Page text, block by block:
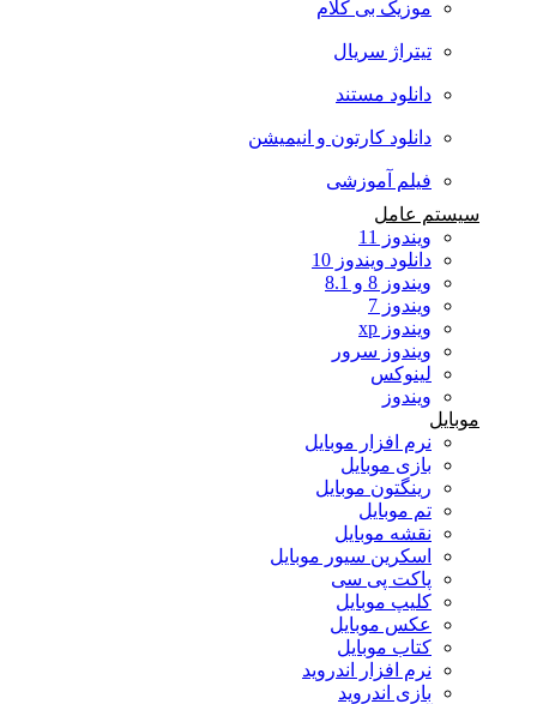
موزیک بی کلام
تیتراژ سریال
دانلود مستند
دانلود کارتون و انیمیشن
فیلم آموزشی
سیستم عامل
ویندوز 11
دانلود ویندوز 10
ویندوز 8 و 8.1
ویندوز 7
ویندوز xp
ویندوز سرور
لینوکس
ویندوز
موبایل
نرم افزار موبایل
بازی موبایل
رینگتون موبایل
تم موبایل
نقشه موبایل
اسکرین سیور موبایل
پاکت پی سی
کلیپ موبایل
عکس موبایل
کتاب موبایل
نرم افزار اندروید
بازی اندروید